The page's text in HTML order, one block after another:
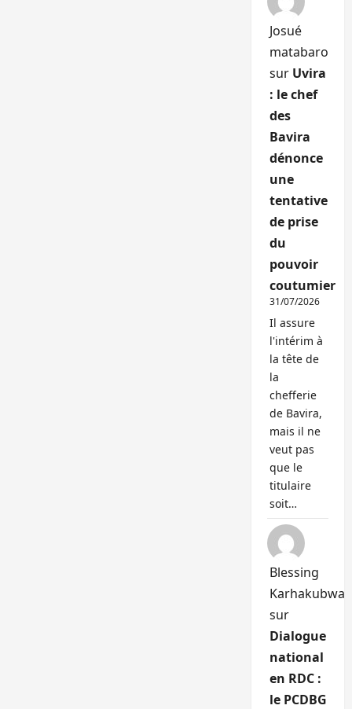
Josué
matabaro
sur Uvira
: le chef
des
Bavira
dénonce
une
tentative
de prise
du
pouvoir
coutumier
31/07/2026
Il assure
l'intérim à
la tête de
la
chefferie
de Bavira,
mais il ne
veut pas
que le
titulaire
soit…
Blessing
Karhakubwa
sur
Dialogue
national
en RDC :
le PCDBG